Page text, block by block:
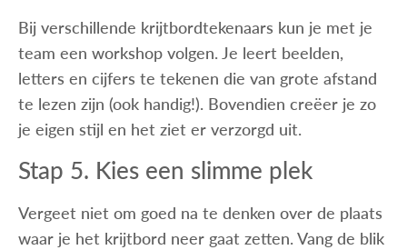
Bij verschillende krijtbordtekenaars kun je met je
team een workshop volgen. Je leert beelden,
letters en cijfers te tekenen die van grote afstand
te lezen zijn (ook handig!). Bovendien creëer je zo
je eigen stijl en het ziet er verzorgd uit.
Stap 5. Kies een slimme plek
Vergeet niet om goed na te denken over de plaats
waar je het krijtbord neer gaat zetten. Vang de blik